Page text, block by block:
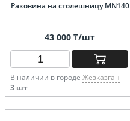
Раковина на столешницу MN140
43 000 ₸/шт
В наличии в городе Жезказган -
3 шт